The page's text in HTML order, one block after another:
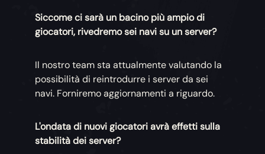
Siccome ci sarà un bacino più ampio di
giocatori, rivedremo sei navi su un server?
Il nostro team sta attualmente valutando la
possibilità di reintrodurre i server da sei
navi. Forniremo aggiornamenti a riguardo.
L'ondata di nuovi giocatori avrà effetti sulla
stabilità dei server?